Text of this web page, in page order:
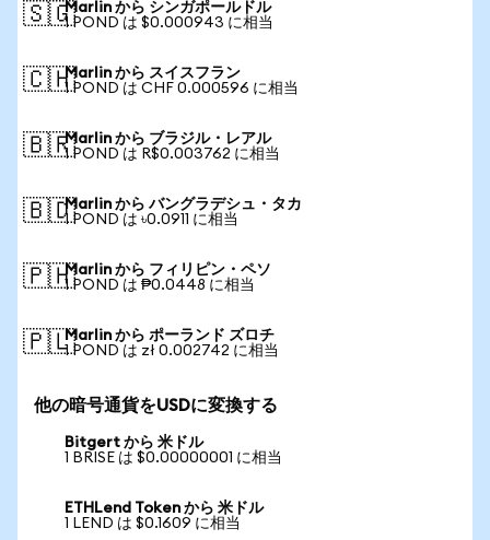
🇸🇬Marlin から シンガポールドル
1 POND は $0.000943 に相当
🇨🇭Marlin から スイスフラン
1 POND は CHF 0.000596 に相当
🇧🇷Marlin から ブラジル・レアル
1 POND は R$0.003762 に相当
🇧🇩Marlin から バングラデシュ・タカ
1 POND は ৳0.0911 に相当
🇵🇭Marlin から フィリピン・ペソ
1 POND は ₱0.0448 に相当
🇵🇱Marlin から ポーランド ズロチ
1 POND は zł 0.002742 に相当
他の暗号通貨をUSDに変換する
Bitgert から 米ドル
1 BRISE は $0.00000001 に相当
ETHLend Token から 米ドル
1 LEND は $0.1609 に相当